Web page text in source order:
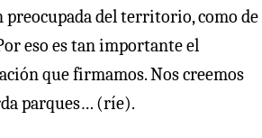
preocupada del territorio, como de
eso es tan importante el
que firmamos. Nos creemos
parques… (ríe).